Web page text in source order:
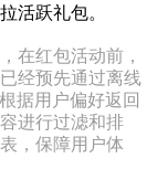
活跃礼包。
在红包活动前，
经预先通过离线
据用户偏好返回
进行过滤和排
，保障用户体